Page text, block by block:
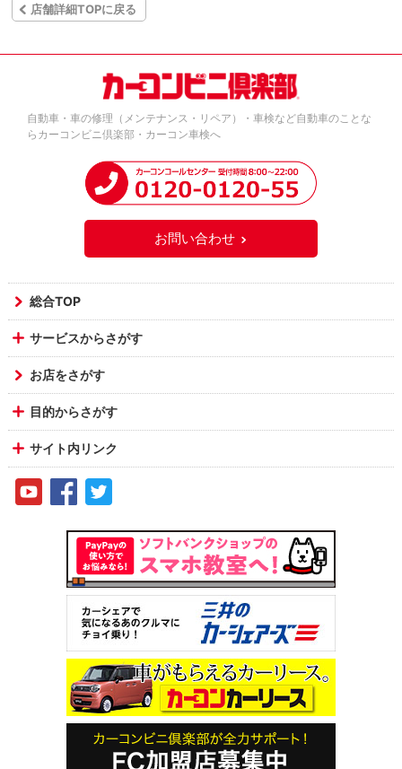
店舗詳細TOPに戻る
自動車・車の修理（メンテナンス・リペア）・車検など自動車のことな
らカーコンビニ倶楽部・カーコン車検へ
お問い合わせ
総合TOP
サービスからさがす
お店をさがす
目的からさがす
サイト内リンク